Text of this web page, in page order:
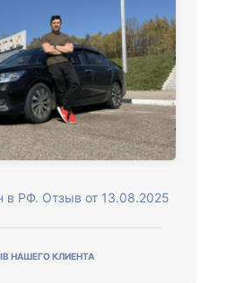
в РФ. Отзыв от 13.08.2025
НАШЕГО КЛИЕНТА